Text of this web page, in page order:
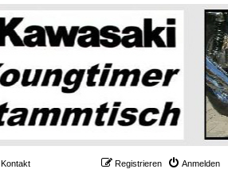
Kontakt Anmelden
Registrieren